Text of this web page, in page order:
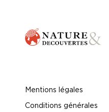
Mentions légales
Conditions générales